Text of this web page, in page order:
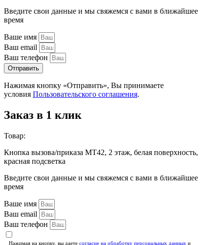
Введите свои данные и мы свяжемся с вами в ближайшее
время
Ваше имя
Ваш email
Ваш телефон
Отправить
Нажимая кнопку «Отправить», Вы принимаете
условия Пользовательского соглашения.
Заказ в 1 клик
Товар:
Кнопка вызова/приказа MT42, 2 этаж, белая поверхность,
красная подсветка
Введите свои данные и мы свяжемся с вами в ближайшее
время
Ваше имя
Ваш email
Ваш телефон
Нажимая на кнопку, вы даете согласие на обработку персональных данных и